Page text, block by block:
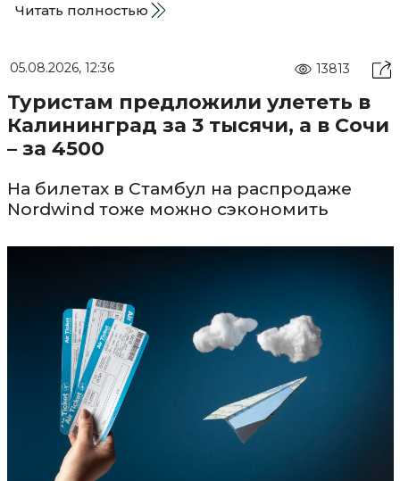
Читать полностью
05.08.2026, 12:36 13813
Туристам предложили улететь в
Калининград за 3 тысячи, а в Сочи
– за 4500
На билетах в Стамбул на распродаже
Nordwind тоже можно сэкономить